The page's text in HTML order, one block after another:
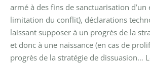
armé à des fins de sanctuarisation d’un
limitation du conflit), déclarations
laissant supposer à un progrès de la
et donc à une naissance (en cas de
progrès de la stratégie de dissuasion…